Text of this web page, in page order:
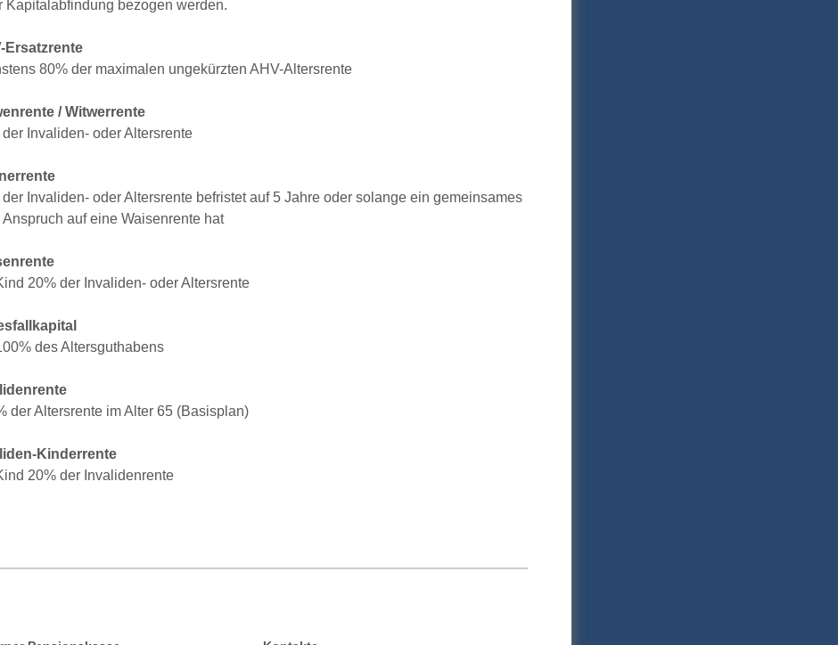
Kapitalabfindung bezogen werden.
Ersatzrente
80% der maximalen ungekürzten AHV-Altersrente
/ Witwerrente
Invaliden- oder Altersrente
Invaliden- oder Altersrente befristet auf 5 Jahre oder solange ein gemeinsames
Anspruch auf eine Waisenrente hat
20% der Invaliden- oder Altersrente
des Altersguthabens
der Altersrente im Alter 65 (Basisplan)
Kinderrente
20% der Invalidenrente